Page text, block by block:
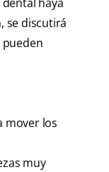
se discutirá
mover los
muy